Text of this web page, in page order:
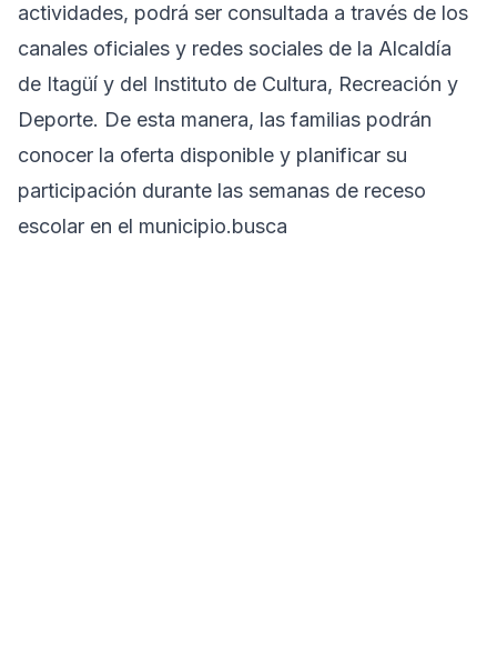
actividades, podrá ser consultada a través de los
canales oficiales y redes sociales de la Alcaldía
de Itagüí y del Instituto de Cultura, Recreación y
Deporte. De esta manera, las familias podrán
conocer la oferta disponible y planificar su
participación durante las semanas de receso
escolar en el municipio.busca